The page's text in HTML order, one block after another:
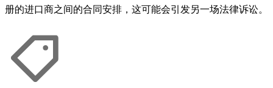
册的进口商之间的合同安排，这可能会引发另一场法律诉讼。